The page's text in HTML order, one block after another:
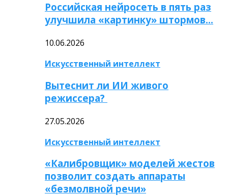
Российская нейросеть в пять раз
улучшила «картинку» штормов…
10.06.2026
Искусственный интеллект
Вытеснит ли ИИ живого
режиссера?
27.05.2026
Искусственный интеллект
«Калибровщик» моделей жестов
позволит создать аппараты
«безмолвной речи»